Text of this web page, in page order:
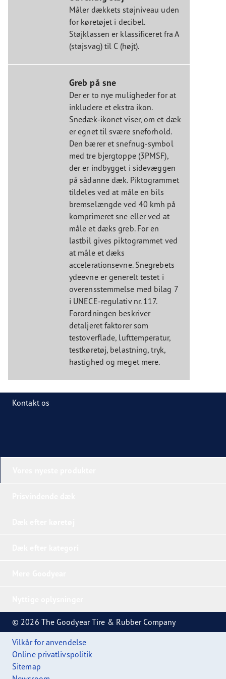
Måler dækkets støjniveau uden
for køretøjet i decibel.
Støjklassen er klassificeret fra A
(støjsvag) til C (højt).
Greb på sne
Der er to nye muligheder for at
inkludere et ekstra ikon.
Snedæk-ikonet viser, om et dæk
er egnet til svære sneforhold.
Den bærer et snefnug-symbol
med tre bjergtoppe (3PMSF),
der er indbygget i sidevæggen
på sådanne dæk. Piktogrammet
tildeles ved at måle en bils
bremselængde ved 40 kmh på
komprimeret sne eller ved at
måle et dæks greb. For en
lastbil gives piktogrammet ved
at måle et dæks
accelerationsevne. Snegrebets
ydeevne er generelt testet i
overensstemmelse med bilag 7
i UNECE-regulativ nr. 117.
Forordningen beskriver
detaljeret faktorer som
testoverflade, lufttemperatur,
testkøretøj, belastning, tryk,
hastighed og meget mere.
Kontakt os
© 2026 The Goodyear Tire & Rubber Company
Vilkår for anvendelse
Online privatlivspolitik
Sitemap